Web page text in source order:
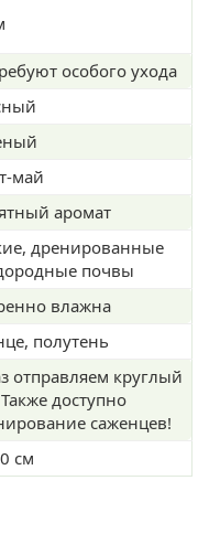
особого ухода
май
аромат
дренированные
почвы
влажна
полутень
отправляем круглый
доступно
саженцев!
см